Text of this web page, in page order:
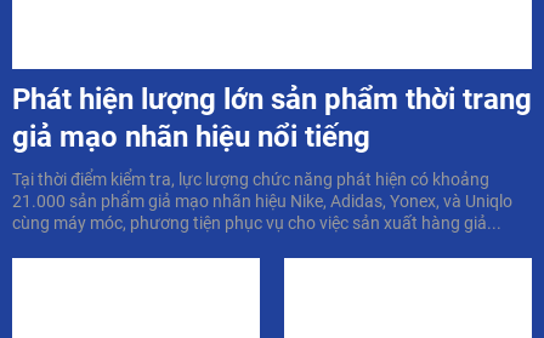
Phát hiện lượng lớn sản phẩm thời trang
giả mạo nhãn hiệu nổi tiếng
Tại thời điểm kiểm tra, lực lượng chức năng phát hiện có khoảng
21.000 sản phẩm giả mạo nhãn hiệu Nike, Adidas, Yonex, và Uniqlo
cùng máy móc, phương tiện phục vụ cho việc sản xuất hàng giả...